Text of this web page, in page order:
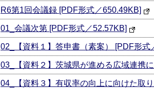
R6第1回会議録 [PDF形式／650.49KB]
01_会議次第 [PDF形式／52.57KB]
02_【資料１】答申書（素案） [PDF形式
03_【資料２】茨城県が進める広域連携
04_【資料３】有収率の向上に向けた取